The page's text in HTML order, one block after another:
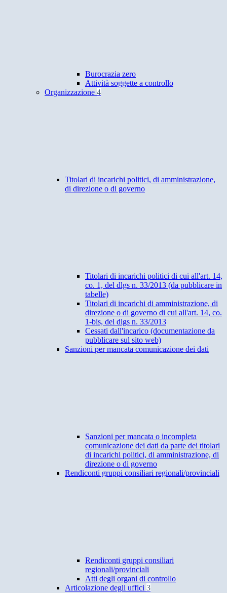
Burocrazia zero
Attività soggette a controllo
Organizzazione 4
Titolari di incarichi politici, di amministrazione,
di direzione o di governo
Titolari di incarichi politici di cui all'art. 14,
co. 1, del dlgs n. 33/2013 (da pubblicare in
tabelle)
Titolari di incarichi di amministrazione, di
direzione o di governo di cui all'art. 14, co.
1-bis, del dlgs n. 33/2013
Cessati dall'incarico (documentazione da
pubblicare sul sito web)
Sanzioni per mancata comunicazione dei dati
Sanzioni per mancata o incompleta
comunicazione dei dati da parte dei titolari
di incarichi politici, di amministrazione, di
direzione o di governo
Rendiconti gruppi consiliari regionali/provinciali
Rendiconti gruppi consiliari
regionali/provinciali
Atti degli organi di controllo
Articolazione degli uffici 3